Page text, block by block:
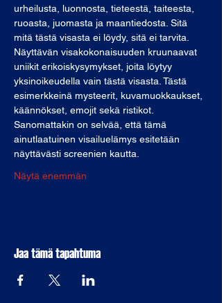
urheilusta, luonnosta, tieteestä, taiteesta,
ruoasta, juomasta ja maantiedosta. Sitä
mitä tästä visasta ei löydy, sitä ei tarvita.
Näyttävän visakokonaisuuden kruunaavat
uniikit erikoiskysymykset, joita löytyy
yksinoikeudella vain tästä visasta. Tästä
esimerkkeinä mysteerit, kuvamuokkaukset,
käännökset, emojit sekä ristikot.
Sanomattakin on selvää, että tämä
ainutlaatuinen visailuelämys esitetään
näyttävästi screenien kautta.
Näytä enemmän
Jaa tämä tapahtuma